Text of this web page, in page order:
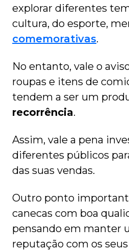
explorar diferentes
cultura, do esporte,
comemorativas.
No entanto, vale o
roupas e itens de
tendem a ser um
recorrência.
Assim, vale a pena
diferentes públicos
das suas vendas.
Outro ponto
canecas com boa
pensando em manter
reputação com os